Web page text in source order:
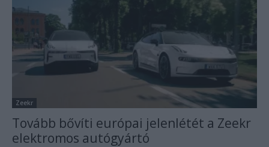
Zeekr
Tovább bővíti európai jelenlétét a Zeekr
elektromos autógyártó